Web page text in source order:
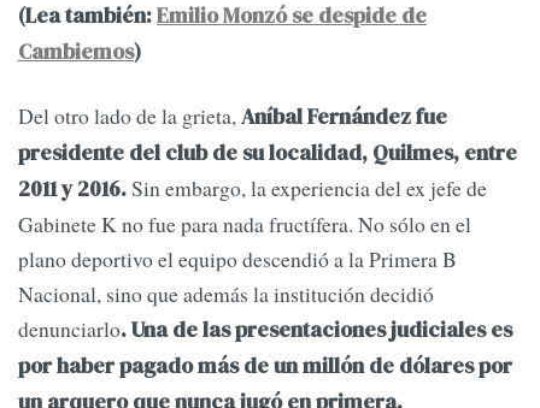
(Lea también:Emilio Monzó se despide de
Cambiemos)
Del otro lado de la grieta,Aníbal Fernández fue
presidente del club de su localidad, Quilmes, entre
2011 y 2016.Sin embargo, la experiencia del ex jefe de
Gabinete K no fue para nada fructífera. No sólo en el
plano deportivo el equipo descendió a la Primera B
Nacional, sino que además la institución decidió
denunciarlo. Una de las presentaciones judiciales es
por haber pagado más de un millón de dólares por